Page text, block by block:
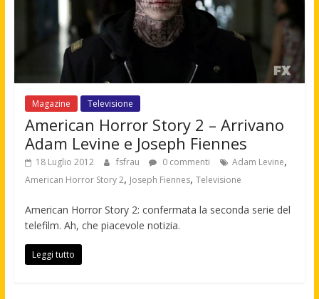
Magazine Televisione
American Horror Story 2 – Arrivano
Adam Levine e Joseph Fiennes
18 Luglio 2012 fsfrau 0 commenti Adam Levine,
American Horror Story 2, Joseph Fiennes, Televisione
American Horror Story 2: confermata la seconda serie del
telefilm. Ah, che piacevole notizia.
Leggi tutto